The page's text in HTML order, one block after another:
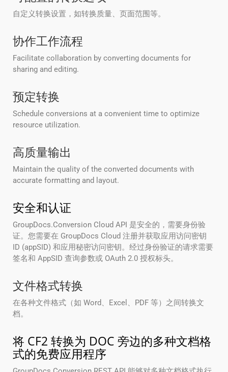
自定义转换设置，如转换质量、页面范围等。
协作工作流程
Facilitate collaboration by converting documents for
sharing and editing.
预定转换
Schedule conversions at a convenient time to optimize
resource utilization.
高质量输出
Maintain the quality of the converted documents with
accurate formatting and layout.
安全和认证
GroupDocs.Conversion Cloud API 是安全的，需要身份验
证。您需要在 GroupDocs Cloud 注册并获取应用访问密钥
ID (appSID) 和应用秘密访问密钥。经过身份验证的请求需要
签名和 AppSID 查询参数或 OAuth 2.0 授权标头。
文件格式转换
在各种文件格式（如 Word、Excel、PDF 等）之间转换文
档。
将 CF2 转换为 DOC 旁边的多种文档格
式的免费应用程序